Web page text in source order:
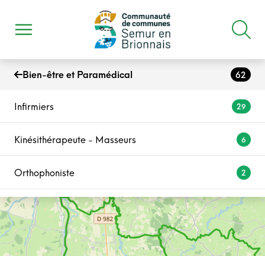
Bien-être et Paramédical 62
Infirmiers 29
Kinésithérapeute - Masseurs 6
Orthophoniste 2
Ambulancier 4
Ostéopathe - Rééducation 1